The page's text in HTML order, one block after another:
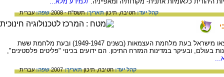
קהל יעד:חטיבה,תיכוןתאריך:תשס"ח - 2008 שפה:עברית
סקירה קצרה על בעיית הפליטים הערבים שיצאו מישראל בעת מלחמת העצמאות (בשנים 1949-1947) ובעת מלחמת ששת
שונות בעולם, ובעיקר במדינות המזרח התיכון. הם ידועים בכינוי "פליטים פלסטינים",
קהל יעד:חטיבה,תיכוןתאריך:2007 שפה:עברית